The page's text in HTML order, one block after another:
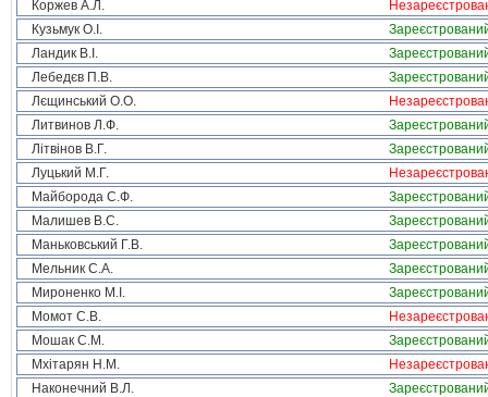
Коржев А.Л.
Кузьмук О.І.
Ландик В.І.
Лебедєв П.В.
Лєщинський О.О.
Литвинов Л.Ф.
Літвінов В.Г.
Луцький М.Г.
Майборода С.Ф.
Малишев В.С.
Маньковський Г.В.
Мельник С.А.
Мироненко М.І.
Момот С.В.
Мошак С.М.
Мхітарян Н.М.
Наконечний В.Л.